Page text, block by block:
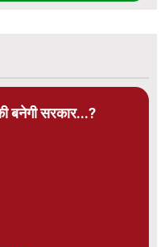
बनेगी सरकार...?